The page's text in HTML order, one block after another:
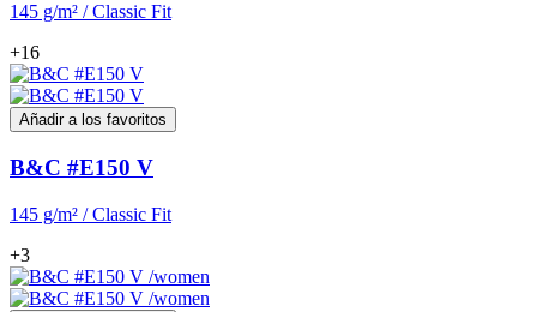
145 g/m² / Classic Fit
+16
Añadir a los favoritos
B&C #E150 V
145 g/m² / Classic Fit
+3